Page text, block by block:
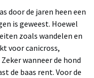
door de jaren heen een
is geweest. Hoewel
zoals wandelen en
voor canicross,
wanneer de hond
de baas rent. Voor de